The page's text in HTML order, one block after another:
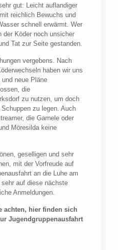
gut: Leicht auflandiger
reichlich Bewuchs und
schnell erwärmt. Wer
der Köder noch unsicher
Tat zur Seite gestanden.
vergebens. Nach
haben wir uns
neue Pläne
die
zu nutzen, um doch
zu legen. Auch
die Garnele oder
Möresilda keine
geselligen und sehr
mit der Vorfreude auf
an die Luhe am
auf diese nächste
Anmeldungen.
achten, hier finden sich
Jugendgruppenausfahrt